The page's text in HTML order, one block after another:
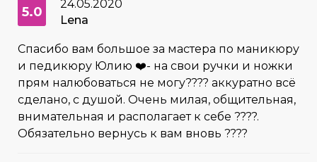
5.0
24.05.2020
Lena
Спасибо вам большое за мастера по маникюру
и педикюру Юлию ❤️- на свои ручки и ножки
прям налюбоваться не могу???? аккуратно всё
сделано, с душой. Очень милая, общительная,
внимательная и располагает к себе ????.
Обязательно вернусь к вам вновь ????